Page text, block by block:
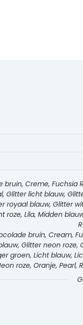
Creme, Fuchsia
Glitter licht blauw,
royaal blauw, Glitter
roze, Lila, Midden
bruin, Cream,
Glitter neon roze,
groen, Licht blauw,
roze, Oranje, Pearl,